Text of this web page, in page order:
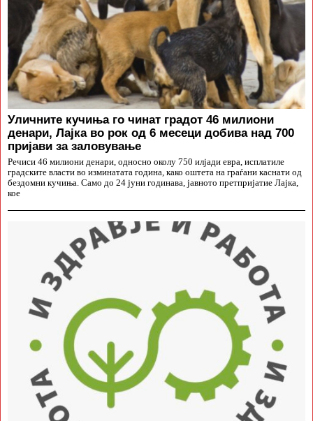
Уличните кучиња го чинат градот 46 милиони
денари, Лајка во рок од 6 месеци добива над 700
пријави за заловување
Речиси 46 милиони денари, односно околу 750 илјади евра, исплатиле
градските власти во изминатата година, како оштета на граѓани каснати од
бездомни кучиња. Само до 24 јуни годинава, јавното претпријатие Лајка,
кое